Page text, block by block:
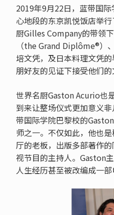
2019年9月22日，蓝带国
心地段的东京凯悦饭店举
厨Gilles Company的带领
（the Grand Diplôme®）
培文凭，及日本料理文凭
朋好友的见证下接受他们的
世界名厨Gaston Acurio也
到来让整场仪式更加意义
带国际学院巴黎校的
师之一。不仅如此，他也
厅的老板，出版多部著作
视节目的主持人。Gaston
人生经历甚至被改编成一部